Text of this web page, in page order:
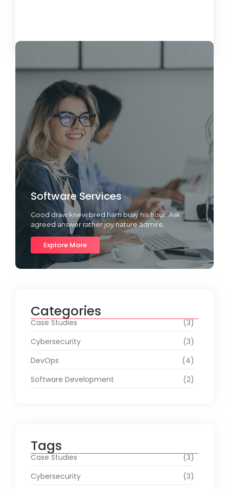
Software Services
Good draw knew bred ham busy his hour. Ask
agreed answer rather joy nature admire.
Explore More
Categories
Case Studies
(3)
Cybersecurity
(3)
DevOps
(4)
Software Development
(2)
Tags
Case Studies
(3)
Cybersecurity
(3)